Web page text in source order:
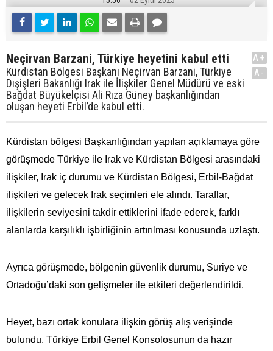
Neçirvan Barzani, Türkiye heyetini kabul etti
Kürdistan Bölgesi Başkanı Neçirvan Barzani, Türkiye
Dışişleri Bakanlığı Irak ile İlişkiler Genel Müdürü ve eski
Bağdat Büyükelçisi Ali Rıza Güney başkanlığından
oluşan heyeti Erbil’de kabul etti.
A+
A-
Kürdistan bölgesi Başkanlığından yapılan açıklamaya göre
görüşmede Türkiye ile Irak ve Kürdistan Bölgesi arasındaki
ilişkiler, Irak iç durumu ve Kürdistan Bölgesi, Erbil-Bağdat
ilişkileri ve gelecek Irak seçimleri ele alındı. Taraflar,
ilişkilerin seviyesini takdir ettiklerini ifade ederek, farklı
alanlarda karşılıklı işbirliğinin artırılması konusunda uzlaştı.
Ayrıca görüşmede, bölgenin güvenlik durumu, Suriye ve
Ortadoğu’daki son gelişmeler ile etkileri değerlendirildi.
Heyet, bazı ortak konulara ilişkin görüş alış verişinde
bulundu. Türkiye Erbil Genel Konsolosunun da hazır